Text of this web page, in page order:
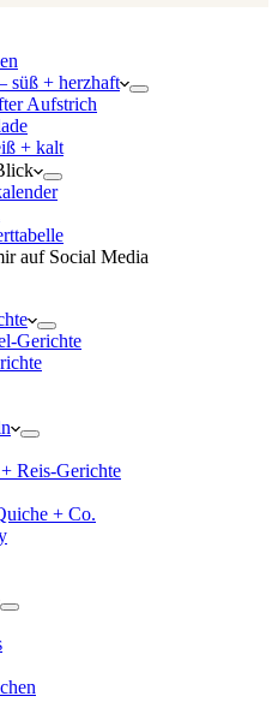
süß + herzhaft
Aufstrich
+ kalt
auf Social Media
Gerichte
Reis-Gerichte
+ Co.